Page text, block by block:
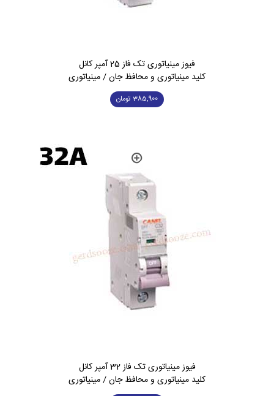
فیوز مینیاتوری تک فاز 25 آمپر کانل
کلید مینیاتوری و محافظ جان / مینیاتوری
385,900 تومان
فیوز مینیاتوری تک فاز 32 آمپر کانل
کلید مینیاتوری و محافظ جان / مینیاتوری